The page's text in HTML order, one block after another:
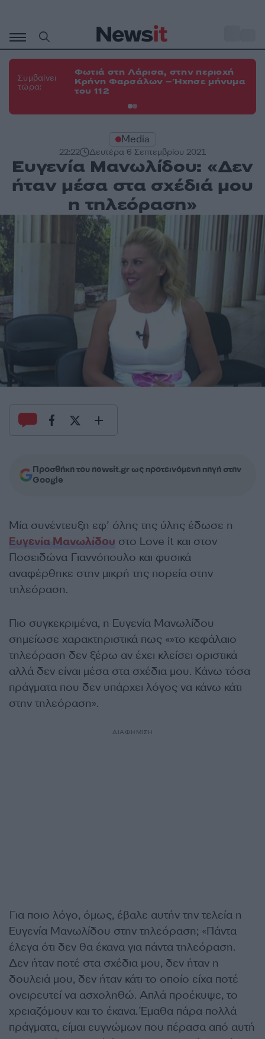
περιεχόμενο
Συμβαίνει
τώρα:
Φωτιά στη Λάρισα, στην περιοχή
Κρήνη Φαρσάλων – Ήχησε μήνυμα
του 112
Media
22:22 Δευτέρα 6 Σεπτεμβρίου 2021
Ευγενία Μανωλίδου: «Δεν
ήταν μέσα στα σχέδιά μου
η τηλεόραση»
Προσθήκη του newsit.gr ως προτεινόμενη πηγή στην
Google
Μία συνέντευξη εφ’ όλης της ύλης έδωσε η
Ευγενία Μανωλίδου στο Love it και στον
Ποσειδώνα Γιαννόπουλο και φυσικά
αναφέρθηκε στην μικρή της πορεία στην
τηλεόραση.
Πιο συγκεκριμένα, η Ευγενία Μανωλίδου
σημείωσε χαρακτηριστικά πως «»το κεφάλαιο
τηλεόραση δεν ξέρω αν έχει κλείσει οριστικά
αλλά δεν είναι μέσα στα σχέδια μου. Κάνω τόσα
πράγματα που δεν υπάρχει λόγος να κάνω κάτι
στην τηλεόραση».
ΔΙΑΦΗΜΙΣΗ
Για ποιο λόγο, όμως, έβαλε αυτήν την τελεία η
Ευγενία Μανωλίδου στην τηλεόραση; «Πάντα
έλεγα ότι δεν θα έκανα για πάντα τηλεόραση.
Δεν ήταν ποτέ στα σχέδια μου, δεν ήταν η
δουλειά μου, δεν ήταν κάτι το οποίο είχα ποτέ
ονειρευτεί να ασχοληθώ. Απλά προέκυψε, το
χρειαζόμουν και το έκανα. Έμαθα πάρα πολλά
πράγματα, είμαι ευγνώμων που πέρασα από αυτή